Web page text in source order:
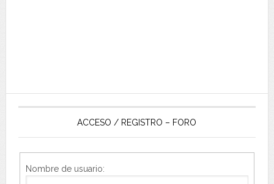
ACCESO / REGISTRO – FORO
Nombre de usuario: